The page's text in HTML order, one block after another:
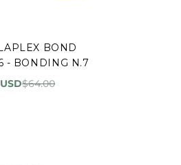
rápida BOND
- BONDING N.7
$64.00